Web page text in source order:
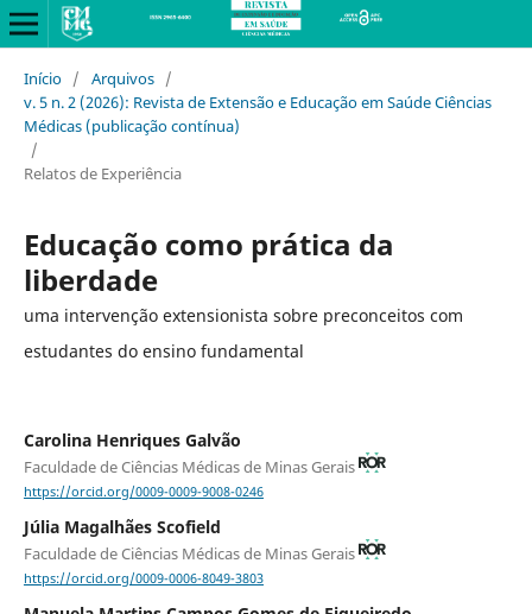
Início / Arquivos /
v. 5 n. 2 (2026): Revista de Extensão e Educação em Saúde Ciências
Médicas (publicação contínua)
/
Relatos de Experiência
Educação como prática da
liberdade
uma intervenção extensionista sobre preconceitos com
estudantes do ensino fundamental
Carolina Henriques Galvão
Faculdade de Ciências Médicas de Minas Gerais
https://orcid.org/0009-0009-9008-0246
Júlia Magalhães Scofield
Faculdade de Ciências Médicas de Minas Gerais
https://orcid.org/0009-0006-8049-3803